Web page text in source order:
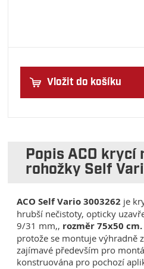
Vložit do košíku
Popis ACO krycí
rohožky Self
ACO Self Vario 3003262 je
hrubší nečistoty, opticky
9/31 mm,, rozměr 75x50 cm.
protože se montuje výhradně
zajímavé především pro
konstruována pro pochozí